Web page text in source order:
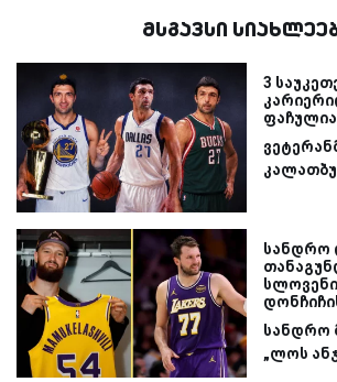
მსგავსი
3
სანდრო
სანდრო
„ლოს